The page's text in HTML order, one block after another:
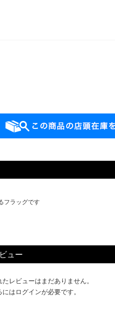
フラッグです
ュー
レビューはまだありません。
はログインが必要です。